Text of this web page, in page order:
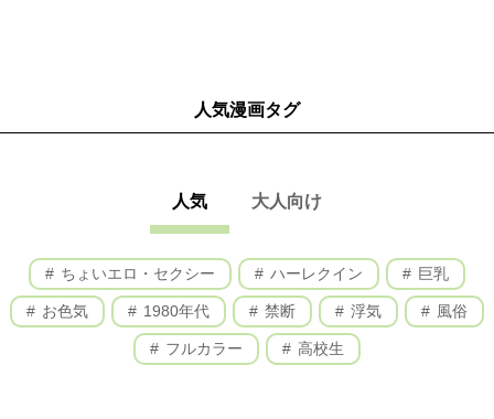
人気漫画タグ
人気 大人向け
ちょいエロ・セクシー ハーレクイン 巨乳
お色気 1980年代 禁断 浮気 風俗
フルカラー 高校生